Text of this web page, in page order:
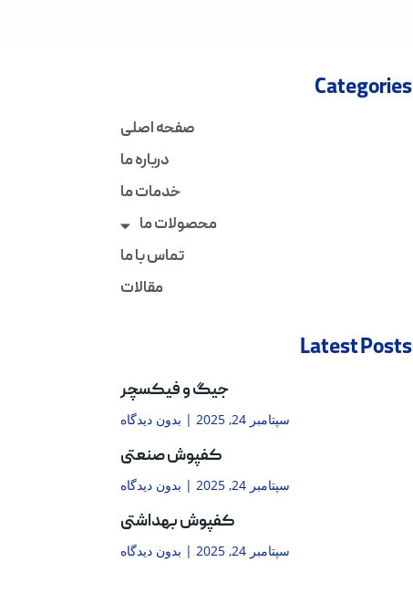
Categories
صفحه اصلی
درباره ما
خدمات ما
محصولات ما
تماس با ما
مقالات
Latest Posts
جیگ و فیکسچر
سپتامبر 24, 2025 بدون دیدگاه
کفپوش صنعتی
سپتامبر 24, 2025 بدون دیدگاه
کفپوش بهداشتی
سپتامبر 24, 2025 بدون دیدگاه